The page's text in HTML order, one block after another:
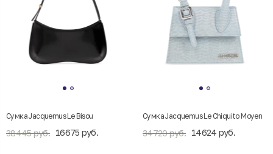
Cумка Jacquemus Le Bisou
38445 руб. 16675 руб.
Сумка Jacquemus Le Chiquito Moyen
34720 руб. 14624 руб.